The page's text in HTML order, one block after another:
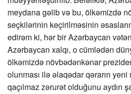
meydana gəlib və bu, ölkəmizdə
seçkilərinin keçirilməsinin
edirəm ki, hər bir Azərbaycan
Azərbaycan xalqı, o cümlədən
ölkəmizdə növbədənkənar
olunması ilə əlaqədar qərarın
qaçılmaz zərurət olduğunu aydın